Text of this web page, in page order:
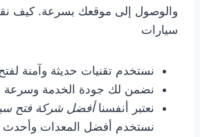
والوصول إلى موقعك بسرعة. كيف
سيارات
نستخدم تقنيات حديثة وآمنة
نضمن لك جودة الخدمة وسرعة
نعتبر أنفسناأفضل شركة فتح
نستخدم أفضل المعدات وأحدث